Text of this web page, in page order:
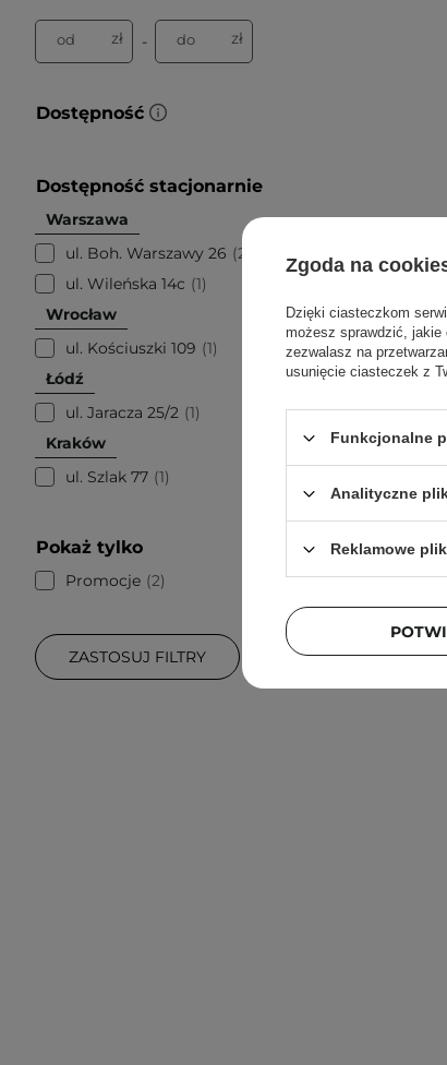
od zł - do zł
Dostępność
Dostępność stacjonarnie
Warszawa
ul. Boh. Warszawy 26
2
ul. Wileńska 14c
1
Wrocław
ul. Kościuszki 109
1
Łódź
ul. Jaracza 25/2 1
Kraków
ul. Szlak 77 1
Pokaż tylko
Promocje 2
ZASTOSUJ FILTRY
Zgoda na
Dzięki ciasteczkom
możesz sprawdzić,
zezwalasz na
usunięcie ciasteczek z
Funkcjonalne
Analityczne
Reklamowe